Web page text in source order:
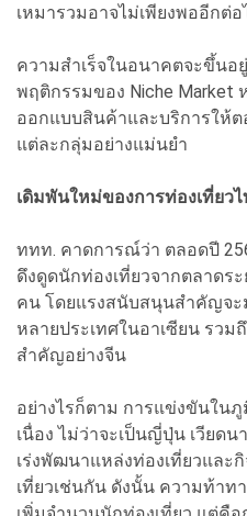
เหมารวมอาจไม่เพียงพออีกต่อ
ความสำเร็จในอนาคตจะขึ้นอ
พฤติกรรมของ Niche Market
ออกแบบสินค้าและบริการให้
แต่ละกลุ่มอย่างแม่นยำ
เดิมพันใหม่ของการท่องเที่ยว
ททท. คาดการณ์ว่า ตลอดปี
ดึงดูดนักท่องเที่ยวจากตลาดร
คน โดยแรงสนับสนุนสำคัญจะ
หลายประเทศในอาเซียน รว
สำคัญอย่างจีน
อย่างไรก็ตาม การแข่งขันใน
เนื่อง ไม่ว่าจะเป็นญี่ปุ่น เวียดน
เร่งพัฒนาแหล่งท่องเที่ยวและ
เที่ยวเช่นกัน ดังนั้น ความท้าท